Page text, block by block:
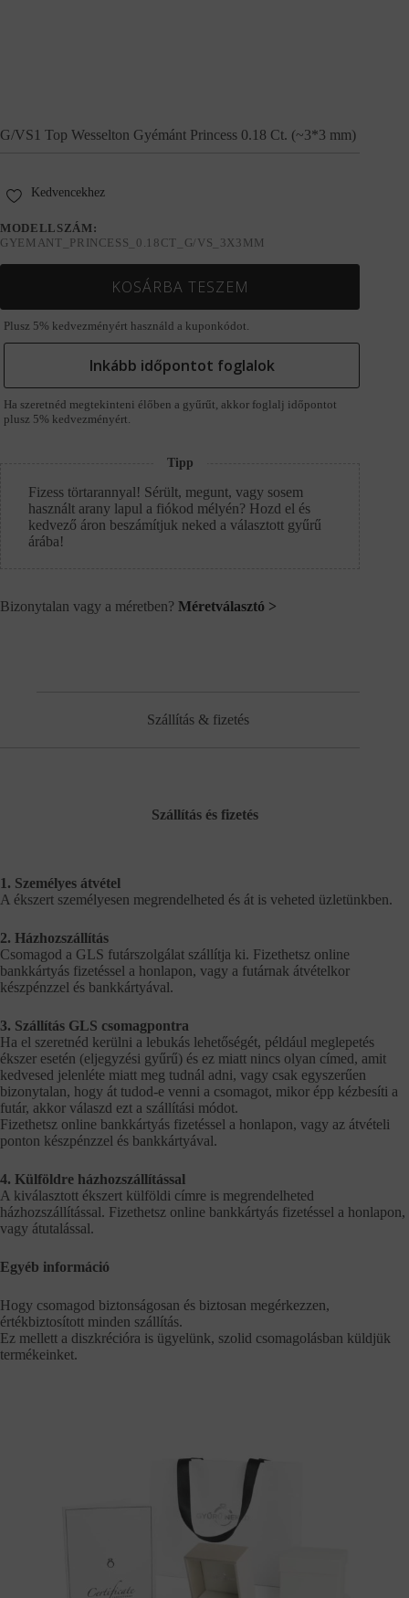
G/VS1 Top Wesselton Gyémánt Princess 0.18 Ct. (~3*3 mm)
MODELLSZÁM:
GYEMANT_PRINCESS_0.18CT_G/VS_3X3MM
Kedvencekhez
KOSÁRBA TESZEM
Plusz 5% kedvezményért használd a kuponkódot.
Inkább időpontot foglalok
Ha szeretnéd megtekinteni élőben a gyűrűt, akkor foglalj időpontot
plusz 5% kedvezményért.
Tipp
Fizess törtarannyal! Sérült, megunt, vagy sosem
használt arany lapul a fiókod mélyén? Hozd el és
kedvező áron beszámítjuk neked a választott gyűrű
árába!
Bizonytalan vagy a méretben? Méretválasztó >
Szállítás & fizetés
Szállítás és fizetés
1. Személyes átvétel
A ékszert személyesen megrendelheted és át is veheted üzletünkben.
2. Házhozszállítás
Csomagod a GLS futárszolgálat szállítja ki. Fizethetsz online
bankkártyás fizetéssel a honlapon, vagy a futárnak átvételkor
készpénzzel és bankkártyával.
3. Szállítás GLS csomagpontra
Ha el szeretnéd kerülni a lebukás lehetőségét, például meglepetés
ékszer esetén (eljegyzési gyűrű) és ez miatt nincs olyan címed, amit
kedvesed jelenléte miatt meg tudnál adni, vagy csak egyszerűen
bizonytalan, hogy át tudod-e venni a csomagot, mikor épp kézbesíti a
futár, akkor válaszd ezt a szállítási módot.
Fizethetsz online bankkártyás fizetéssel a honlapon, vagy az átvételi
ponton készpénzzel és bankkártyával.
4. Külföldre házhozszállítással
A kiválasztott ékszert külföldi címre is megrendelheted
házhozszállítással. Fizethetsz online bankkártyás fizetéssel a honlapon,
vagy átutalással.
Egyéb információ
Hogy csomagod biztonságosan és biztosan megérkezzen,
értékbiztosított minden szállítás.
Ez mellett a diszkrécióra is ügyelünk, szolid csomagolásban küldjük
termékeinket.